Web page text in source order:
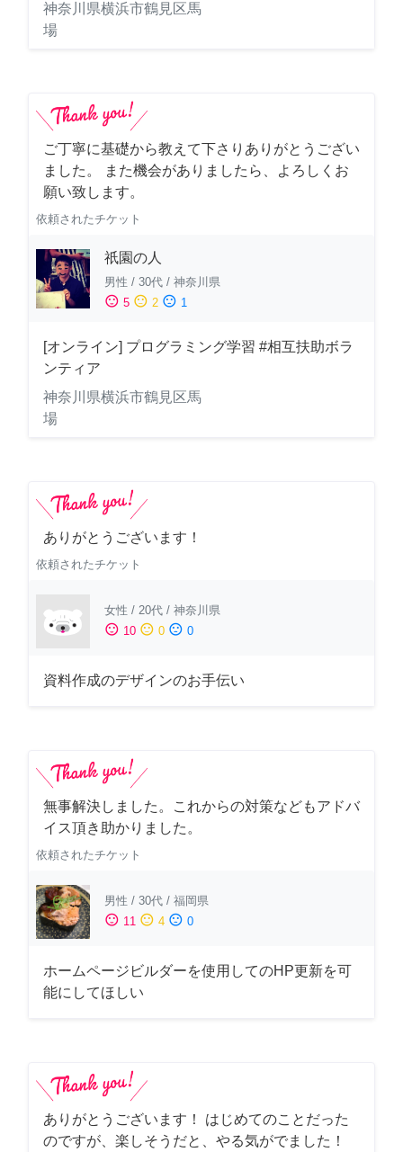
神奈川県横浜市鶴見区馬
場
ご丁寧に基礎から教えて下さりありがとうござい
ました。 また機会がありましたら、よろしくお
願い致します。
依頼されたチケット
祇園の人
男性 / 30代 / 神奈川県
sentiment_satisfied 5 sentiment_neutral 2 sentiment_dissatisfied 1
[オンライン] プログラミング学習 #相互扶助ボラ
ンティア
神奈川県横浜市鶴見区馬
場
ありがとうございます！
依頼されたチケット
女性 / 20代 / 神奈川県
sentiment_satisfied 10 sentiment_neutral 0 sentiment_dissatisfied 0
資料作成のデザインのお手伝い
無事解決しました。これからの対策などもアドバ
イス頂き助かりました。
依頼されたチケット
男性 / 30代 / 福岡県
sentiment_satisfied 11 sentiment_neutral 4 sentiment_dissatisfied 0
ホームページビルダーを使用してのHP更新を可
能にしてほしい
ありがとうございます！ はじめてのことだった
のですが、楽しそうだと、やる気がでました！